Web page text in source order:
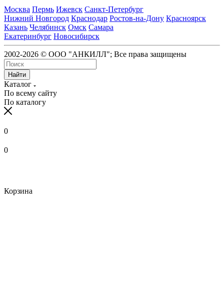
Москва Пермь Ижевск Санкт-Петербург
Нижний Новгород Краснодар Ростов-на-Дону Красноярск
Казань Челябинск Омск Самара
Екатеринбург Новосибирск
2002-2026 © ООО "АНКИЛЛ"; Все права защищены
Найти
Каталог
По всему сайту
По каталогу
0
0
Корзина